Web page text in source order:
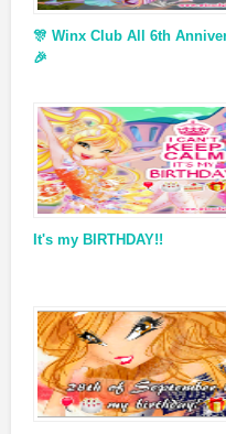
🎊 Winx Club All 6th
🎉
It's my BIRTHDAY!!